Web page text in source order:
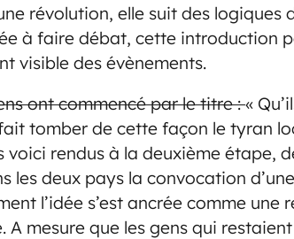
révolution, elle suit des logiques
à faire débat, cette introduction
visible des évènements.
ont commencé par le titre :«
tomber de cette façon le tyran
voici rendus à la deuxième étape,
les deux pays la convocation
l’idée s’est ancrée comme une
mesure que les gens qui